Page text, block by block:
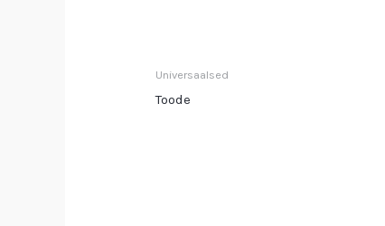
Universaalsed
Toode